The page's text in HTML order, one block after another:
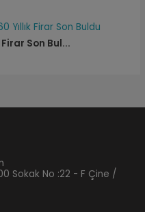
Son Bul...
Sokak No :22 - F Çine /